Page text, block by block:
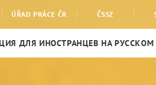
ÚŘAD PRÁCE ČR ČSSZ
ДЛЯ ИНОСТРАНЦЕВ НА РУССКОМ